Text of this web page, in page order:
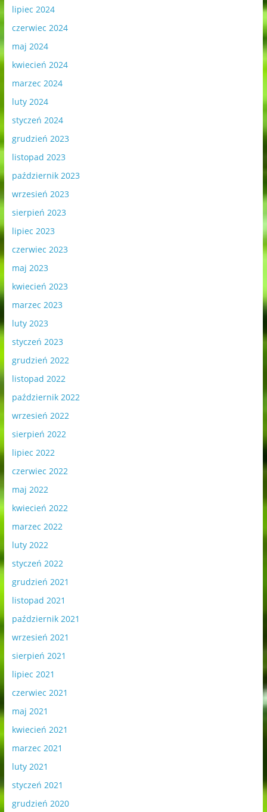
lipiec 2024
czerwiec 2024
maj 2024
kwiecień 2024
marzec 2024
luty 2024
styczeń 2024
grudzień 2023
listopad 2023
październik 2023
wrzesień 2023
sierpień 2023
lipiec 2023
czerwiec 2023
maj 2023
kwiecień 2023
marzec 2023
luty 2023
styczeń 2023
grudzień 2022
listopad 2022
październik 2022
wrzesień 2022
sierpień 2022
lipiec 2022
czerwiec 2022
maj 2022
kwiecień 2022
marzec 2022
luty 2022
styczeń 2022
grudzień 2021
listopad 2021
październik 2021
wrzesień 2021
sierpień 2021
lipiec 2021
czerwiec 2021
maj 2021
kwiecień 2021
marzec 2021
luty 2021
styczeń 2021
grudzień 2020